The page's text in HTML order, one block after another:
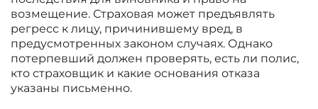
возмещение. Страховая может предъявлять
регресс к лицу, причинившему вред, в
предусмотренных законом случаях. Однако
потерпевший должен проверять, есть ли полис,
кто страховщик и какие основания отказа
указаны письменно.